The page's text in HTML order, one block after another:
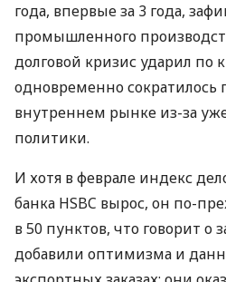
года, впервые за 3 года,
промышленного
долговой кризис ударил по
одновременно сократилось
внутреннем рынке из-за
политики.
И хотя в феврале индекс
банка HSBC вырос, он по-
в 50 пунктов, что говорит о
добавили оптимизма и